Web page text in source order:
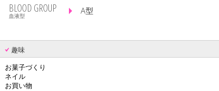
BLOOD GROUP
血液型 A型
趣味
お菓子づくり
ネイル
お買い物